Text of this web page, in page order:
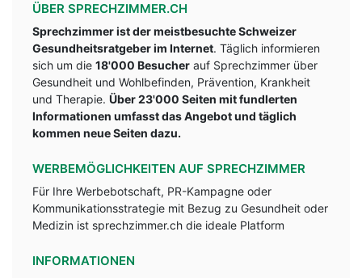
ÜBER SPRECHZIMMER.CH
Sprechzimmer ist der meistbesuchte Schweizer
Gesundheitsratgeber im Internet. Täglich informieren
sich um die 18'000 Besucher auf Sprechzimmer über
Gesundheit und Wohlbefinden, Prävention, Krankheit
und Therapie. Über 23'000 Seiten mit fundlerten
Informationen umfasst das Angebot und täglich
kommen neue Seiten dazu.
WERBEMÖGLICHKEITEN AUF SPRECHZIMMER
Für Ihre Werbebotschaft, PR-Kampagne oder
Kommunikationsstrategie mit Bezug zu Gesundheit oder
Medizin ist sprechzimmer.ch die ideale Platform
INFORMATIONEN